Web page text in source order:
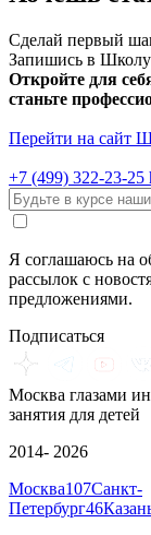
Сделай первый
Запишись в
Откройте для
станьте
Перейти на сайт
+7 (499) 322-23-25
Я соглашаюсь на
рассылок с
предложениями.
Подписаться
Москва глазами
занятия для детей
2014- 2026
Москва107Санкт-
Петербург46